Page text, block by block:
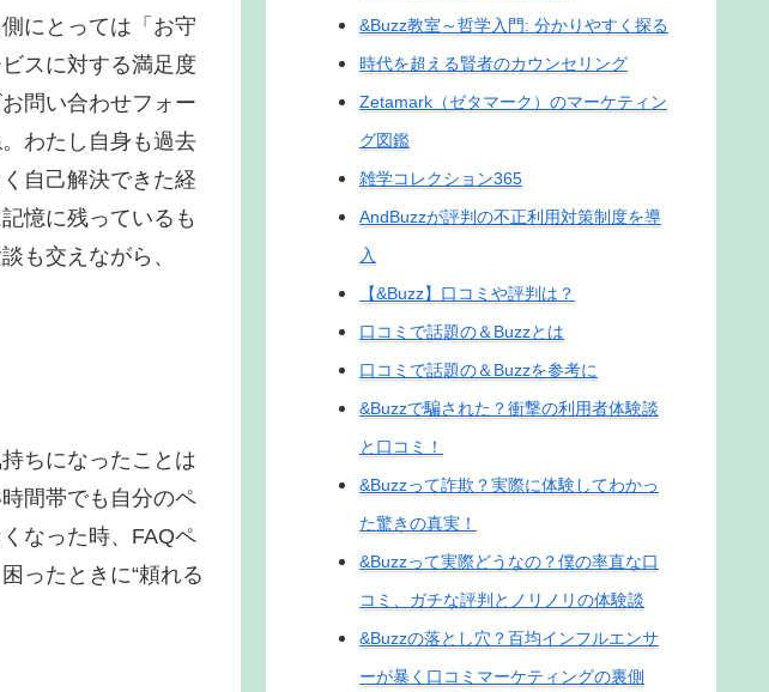
にとっては「お守
スに対する満足度
問い合わせフォー
わたし自身も過去
自己解決できた経
憶に残っているも
も交えながら、
ちになったことは
間帯でも自分のペ
なった時、FAQペ
ったときに“頼れる
&Buzz教室～哲学入門: 分かりやすく探る
時代を超える賢者のカウンセリング
Zetamark（ゼタマーク）のマーケティン
グ図鑑
雑学コレクション365
AndBuzzが評判の不正利用対策制度を導
入
【&Buzz】口コミや評判は？
口コミで話題の＆Buzzとは
口コミで話題の＆Buzzを参考に
&Buzzで騙された？衝撃の利用者体験談
と口コミ！
&Buzzって詐欺？実際に体験してわかっ
た驚きの真実！
&Buzzって実際どうなの？僕の率直な口
コミ、ガチな評判とノリノリの体験談
&Buzzの落とし穴？百均インフルエンサ
ーが暴く口コミマーケティングの裏側